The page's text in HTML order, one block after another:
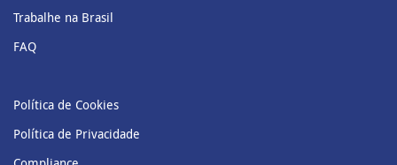
Trabalhe na Brasil
FAQ
Política de Cookies
Política de Privacidade